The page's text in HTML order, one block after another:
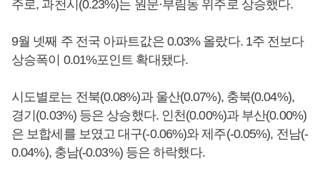
주로, 과천시(0.23%)는 원문·부림동 위주로 상승했다.
9월 넷째 주 전국 아파트값은 0.03% 올랐다. 1주 전보다
상승폭이 0.01%포인트 확대됐다.
시도별로는 전북(0.08%)과 울산(0.07%), 충북(0.04%),
경기(0.03%) 등은 상승했다. 인천(0.00%)과 부산(0.00%)
은 보합세를 보였고 대구(-0.06%)와 제주(-0.05%), 전남(-
0.04%), 충남(-0.03%) 등은 하락했다.